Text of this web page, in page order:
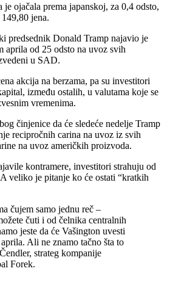
ojačala prema japanskoj, za 0,4 odsto,
jena.
predsednik Donald Tramp najavio je
aprila od 25 odsto na uvoz svih
u SAD.
akcija na berzama, pa su investitori
između ostalih, u valutama koje se
vremenima.
činjenice da će sledeće nedelje Tramp
recipročnih carina na uvoz iz svih
na uvoz američkih proizvoda.
kontramere, investitori strahuju od
veliko je pitanje ko će ostati “kratkih
čujem samo jednu reč –
čuti i od čelnika centralnih
jeste da će Vašington uvesti
Ali ne znamo tačno šta to
strateg kompanije
Forek.